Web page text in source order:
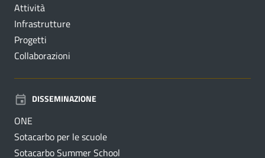
Attività
Infrastrutture
Progetti
Collaborazioni
DISSEMINAZIONE
ONE
Sotacarbo per le scuole
Sotacarbo Summer School